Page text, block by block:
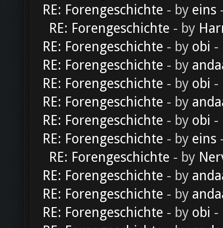
RE: Forengeschichte - by eins
RE: Forengeschichte - by
RE: Forengeschichte - by obi -
RE: Forengeschichte - by
RE: Forengeschichte - by obi -
RE: Forengeschichte - by
RE: Forengeschichte - by obi -
RE: Forengeschichte - by eins
RE: Forengeschichte - by
RE: Forengeschichte - by
RE: Forengeschichte - by
RE: Forengeschichte - by obi -